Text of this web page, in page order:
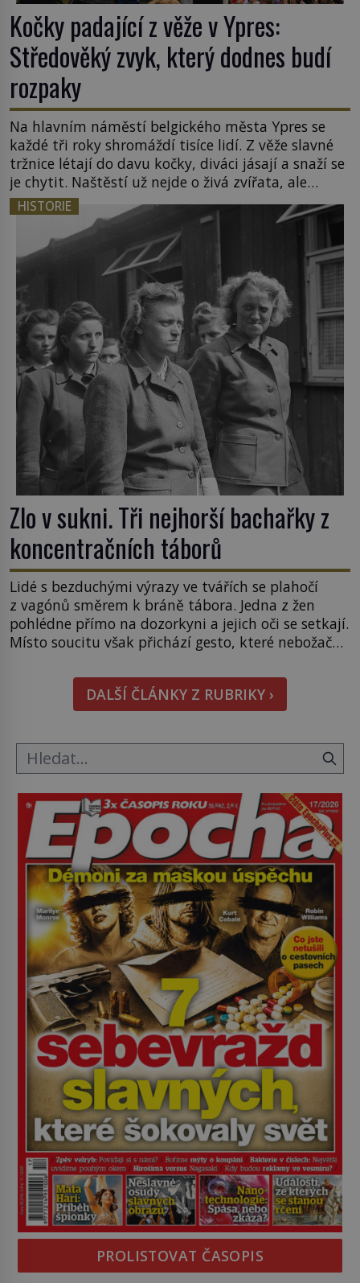
Kočky padající z věže v Ypres:
Středověký zvyk, který dodnes budí
rozpaky
Na hlavním náměstí belgického města Ypres se
každé tři roky shromáždí tisíce lidí. Z věže slavné
tržnice létají do davu kočky, diváci jásají a snaží se
je chytit. Naštěstí už nejde o živá zvířata, ale
jenom o plyšové suvenýry. Kdysi to ale bylo jinak.
Tato veselá podívaná připomíná jeden z
nejpodivnějších a zároveň nejkrutějších zvyků […]
HISTORIE
Zlo v sukni. Tři nejhorší bachařky z
koncentračních táborů
Lidé s bezduchými výrazy ve tvářích se plahočí
z vagónů směrem k bráně tábora. Jedna z žen
pohlédne přímo na dozorkyni a jejich oči se setkají.
Místo soucitu však přichází gesto, které nebožačku
Rudolf Höss (1901–1947), Josef Mengele (1911–
1979) či Heinrich Himmler (1900–1945) zná každý,
o koho se historie jen otřela. Jenže […]
DALŠÍ ČLÁNKY Z RUBRIKY ›
PROLISTOVAT ČASOPIS